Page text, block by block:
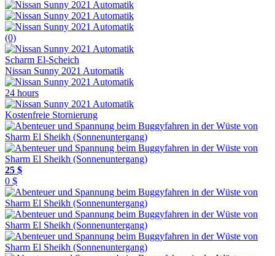
(0)
Scharm El-Scheich
Nissan Sunny 2021 Automatik
24 hours
Kostenfreie Stornierung
25 $
0 $